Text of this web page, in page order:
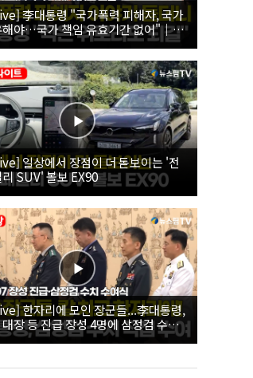
李대통령 "국가폭력 피해자, 국가
해야…국가 책임 유효기간 없어"｜
국가폭력 피해자 위로 오찬
일상에서 장점이 더 돋보이는 '전
리 SUV' 볼보 EX90
한자리에 모인 장군들...李대통령,
장 등 진급 장성 4명에 삼정검 수치
｜26.08.07 장성 진급·삼정검 수치